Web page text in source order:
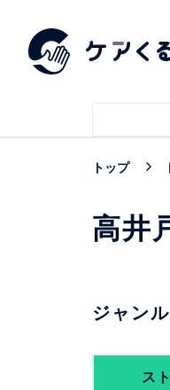
トップ
高井
ジャンル
ス